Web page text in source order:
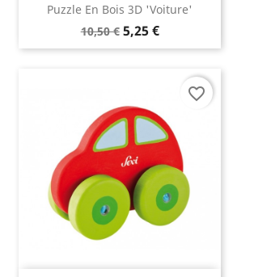
Puzzle En Bois 3D 'voiture'
10,50 € 5,25 €
favorite_border